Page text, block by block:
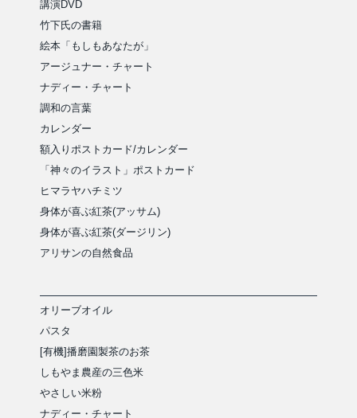
講演DVD
竹下氏の書籍
絵本「もしもあなたが」
アージュナー・チャート
ナディー・チャート
調和の言葉
カレンダー
額入りポストカード/カレンダー
「神々のイラスト」ポストカード
ヒマラヤハチミツ
身体が喜ぶ紅茶(アッサム)
身体が喜ぶ紅茶(ダージリン)
アリサンの自然食品
オリーブオイル
パスタ
[有機]播磨園製茶のお茶
しもやま農産の三色米
やさしい米粉
ナディー・チャート